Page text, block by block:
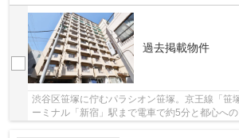
過去掲載物件
渋谷区笹塚に佇むパラシオン笹塚。京王線「笹
ーミナル「新宿」駅まで電車で約5分と都心への